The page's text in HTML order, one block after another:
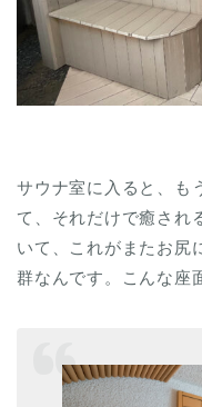
サウナ室に入ると、も
て、それだけで癒され
いて、これがまたお尻
群なんです。こんな座